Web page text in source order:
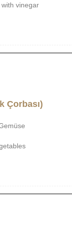
vinegar
Çorbası)